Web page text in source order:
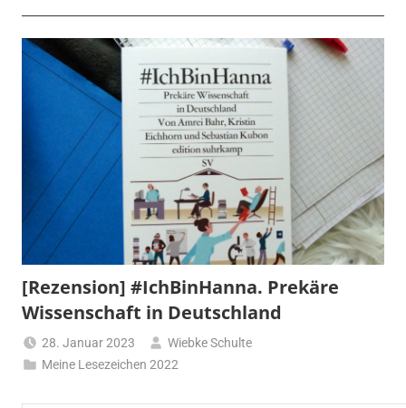
[Rezension] #IchBinHanna. Prekäre
Wissenschaft in Deutschland
28. Januar 2023
Wiebke Schulte
Meine Lesezeichen 2022